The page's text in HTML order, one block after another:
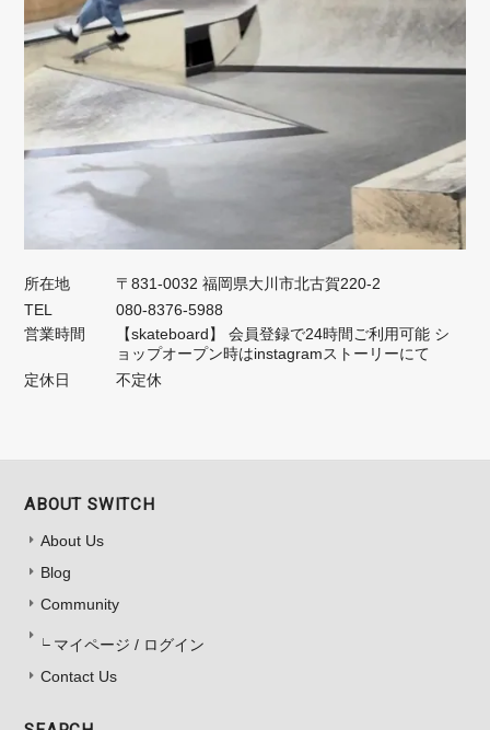
所在地
〒831-0032 福岡県大川市北古賀220-2
TEL
080-8376-5988
営業時間
【skateboard】 会員登録で24時間ご利用可能 シ
ョップオープン時はinstagramストーリーにて
定休日
不定休
ABOUT SWITCH
About Us
Blog
Community
マイページ / ログイン
Contact Us